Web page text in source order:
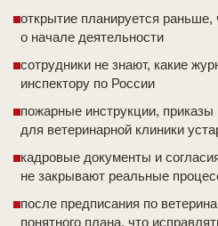
открытие планируется
о начале деятельности
сотрудники не знают, какие
инспектору по России
пожарные инструкции,
для ветеринарной клиники
кадровые документы и
не закрывают реальные
после предписания по
понятного плана, что